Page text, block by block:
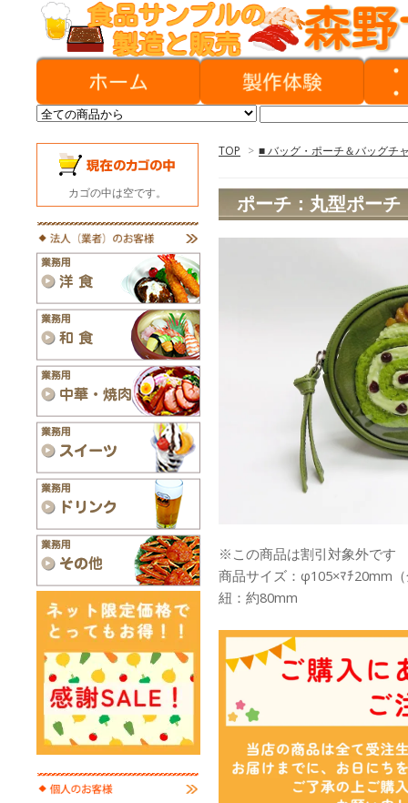
TOP > ■ バッグ・ポーチ＆バッグチ
ポーチ：丸型ポー
※この商品は割引対象外です
商品サイズ：φ105×ﾏﾁ20mm
紐：約80mm
カゴの中は空です。